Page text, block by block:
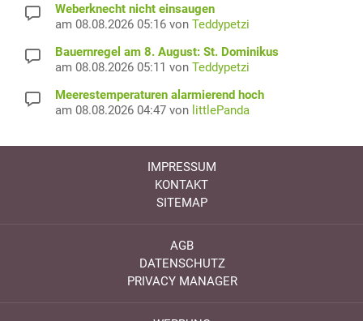
Weberknecht nicht einsaugen
am 08.08.2026 05:16 von Teddypetzi
Bauernregel am 8. August: St. Dominikus
am 08.08.2026 05:11 von Teddypetzi
Meerestemperaturen alarmierend hoch
am 08.08.2026 04:47 von littlePanda
IMPRESSUM
KONTAKT
SITEMAP
AGB
DATENSCHUTZ
PRIVACY MANAGER